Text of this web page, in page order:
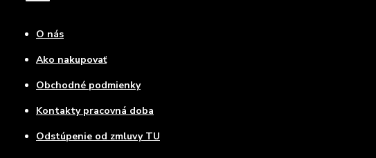
O nás
Ako nakupovať
Obchodné podmienky
Kontakty pracovná doba
Odstúpenie od zmluvy TU